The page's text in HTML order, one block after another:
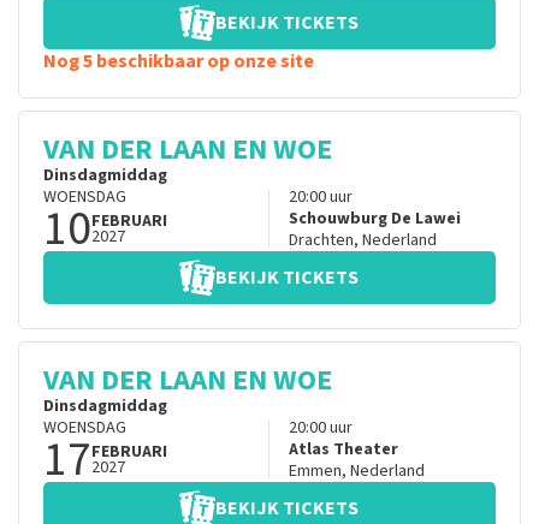
BEKIJK TICKETS
Nog 5 beschikbaar op onze site
VAN DER LAAN EN WOE
Dinsdagmiddag
WOENSDAG
10FEBRUARI
2027
20:00uur
Schouwburg De Lawei
Drachten, Nederland
BEKIJK TICKETS
VAN DER LAAN EN WOE
Dinsdagmiddag
WOENSDAG
17FEBRUARI
2027
20:00uur
Atlas Theater
Emmen, Nederland
BEKIJK TICKETS